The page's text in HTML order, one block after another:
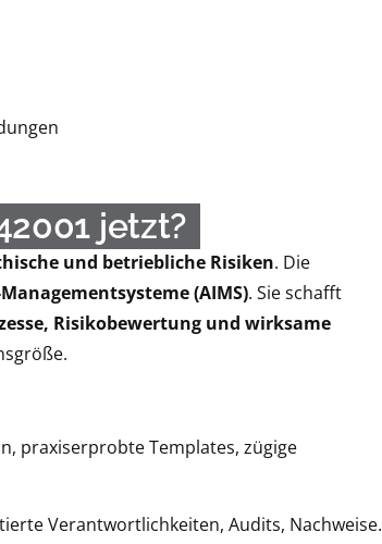
jetzt?
und betriebliche Risiken. Die
(AIMS). Sie schafft
Risikobewertung und wirksame
praxiserprobte Templates, zügige
Verantwortlichkeiten, Audits, Nachweise.